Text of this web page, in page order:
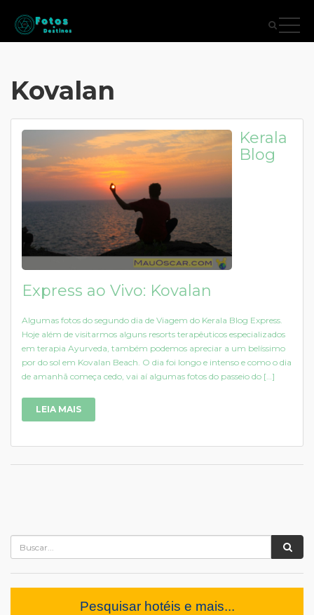
Kovalan
Kerala
Blog
Express ao Vivo: Kovalan
Algumas fotos do segundo dia de Viagem do Kerala Blog Express.
Hoje além de visitarmos alguns resorts terapêuticos especializados
em terapia Ayurveda, também podemos apreciar a um belíssimo
por do sol em Kovalan Beach. O dia foi longo e intenso e como o dia
de amanhã começa cedo, vai aí algumas fotos do passeio do […]
LEIA MAIS
Pesquisar hotéis e mais...